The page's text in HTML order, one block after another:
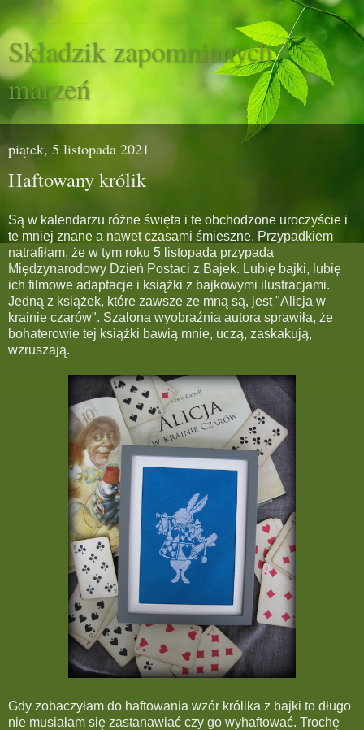
Składzik zapomnianych
marzeń
piątek, 5 listopada 2021
Haftowany królik
Są w kalendarzu różne święta i te obchodzone uroczyście i
te mniej znane a nawet czasami śmieszne. Przypadkiem
natrafiłam, że w tym roku 5 listopada przypada
Międzynarodowy Dzień Postaci z Bajek. Lubię bajki, lubię
ich filmowe adaptacje i książki z bajkowymi ilustracjami.
Jedną z książek, które zawsze ze mną są, jest "Alicja w
krainie czarów". Szalona wyobraźnia autora sprawiła, że
bohaterowie tej książki bawią mnie, uczą, zaskakują,
wzruszają.
Gdy zobaczyłam do haftowania wzór królika z bajki to długo
nie musiałam się zastanawiać czy go wyhaftować. Trochę